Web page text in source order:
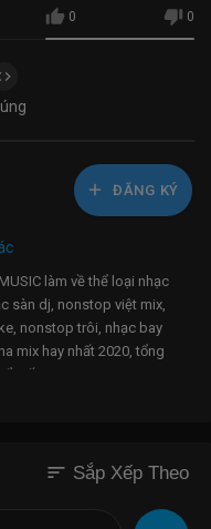
0 0
ĐĂNG KÝ
làm về thể loại nhạc
sàn dj, nonstop việt mix,
nonstop trôi, nhạc bay
mix hay nhất 2020, tổng
tiếng
sort Sắp Xếp Theo